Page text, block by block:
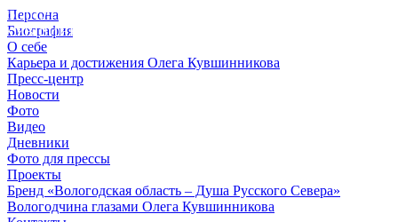
Персона
Биография
О себе
Карьера и достижения Олега Кувшинникова
Пресс-центр
Новости
Фото
Видео
Дневники
Фото для прессы
Проекты
Бренд «Вологодская область – Душа Русского Севера»
Вологодчина глазами Олега Кувшинникова
© 2012 - 2023,
КУВШИННИКОВ О.А.